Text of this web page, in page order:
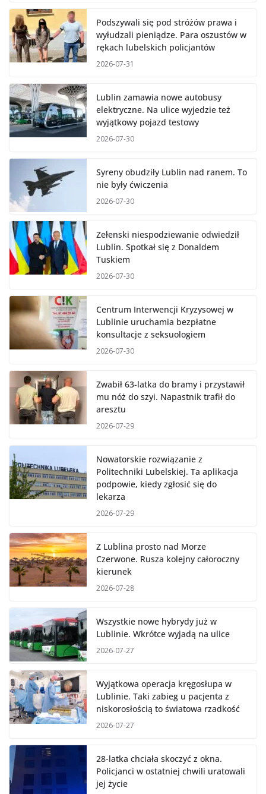
Podszywali się pod stróżów prawa i
wyłudzali pieniądze. Para oszustów w
rękach lubelskich policjantów
2026-07-31
Lublin zamawia nowe autobusy
elektryczne. Na ulice wyjedzie też
wyjątkowy pojazd testowy
2026-07-30
Syreny obudziły Lublin nad ranem. To
nie były ćwiczenia
2026-07-30
Zełenski niespodziewanie odwiedził
Lublin. Spotkał się z Donaldem
Tuskiem
2026-07-30
Centrum Interwencji Kryzysowej w
Lublinie uruchamia bezpłatne
konsultacje z seksuologiem
2026-07-30
Zwabił 63-latka do bramy i przystawił
mu nóż do szyi. Napastnik trafił do
aresztu
2026-07-29
Nowatorskie rozwiązanie z
Politechniki Lubelskiej. Ta aplikacja
podpowie, kiedy zgłosić się do
lekarza
2026-07-29
Z Lublina prosto nad Morze
Czerwone. Rusza kolejny całoroczny
kierunek
2026-07-28
Wszystkie nowe hybrydy już w
Lublinie. Wkrótce wyjadą na ulice
2026-07-27
Wyjątkowa operacja kręgosłupa w
Lublinie. Taki zabieg u pacjenta z
niskorosłością to światowa rzadkość
2026-07-27
28-latka chciała skoczyć z okna.
Policjanci w ostatniej chwili uratowali
jej życie